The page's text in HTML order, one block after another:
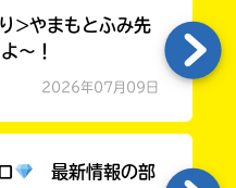
>やまもとふみ先
～！
2026年07月09日
最新情報の部
る